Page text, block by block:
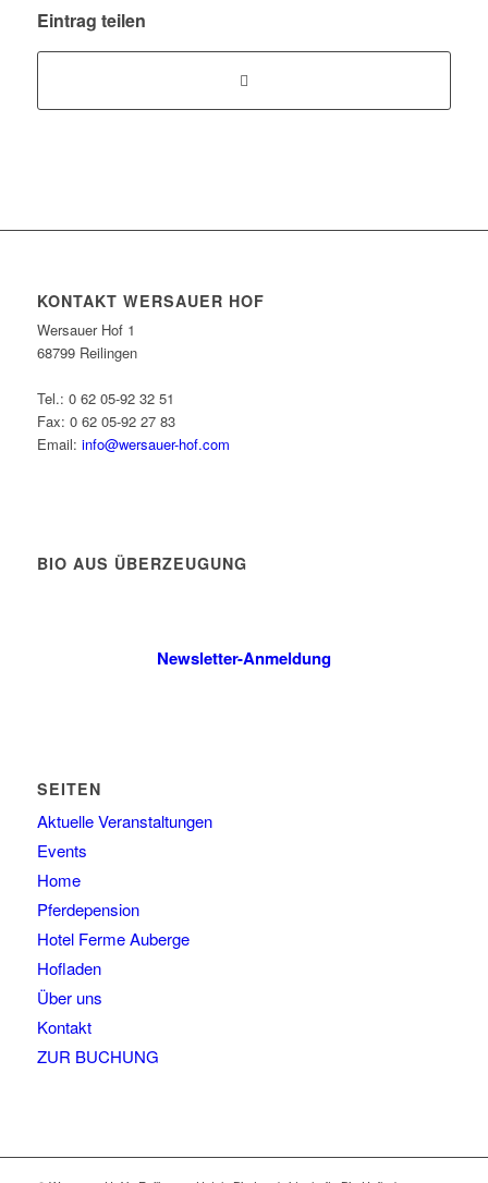
Eintrag teilen
KONTAKT WERSAUER HOF
Wersauer Hof 1
68799 Reilingen
Tel.: 0 62 05-92 32 51
Fax: 0 62 05-92 27 83
Email: info@wersauer-hof.com
BIO AUS ÜBERZEUGUNG
Newsletter-Anmeldung
SEITEN
Aktuelle Veranstaltungen
Events
Home
Pferdepension
Hotel Ferme Auberge
Hofladen
Über uns
Kontakt
ZUR BUCHUNG